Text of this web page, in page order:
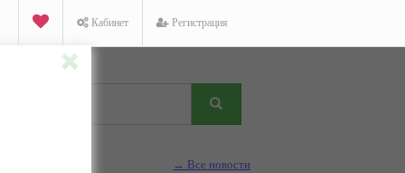
Кабинет Регистрация
→ Все новости